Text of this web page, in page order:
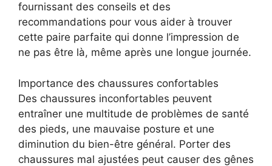
fournissant des conseils et des
recommandations pour vous aider à trouver
cette paire parfaite qui donne l’impression de
ne pas être là, même après une longue journée.
Importance des chaussures confortables
Des chaussures inconfortables peuvent
entraîner une multitude de problèmes de santé
des pieds, une mauvaise posture et une
diminution du bien-être général. Porter des
chaussures mal ajustées peut causer des gênes